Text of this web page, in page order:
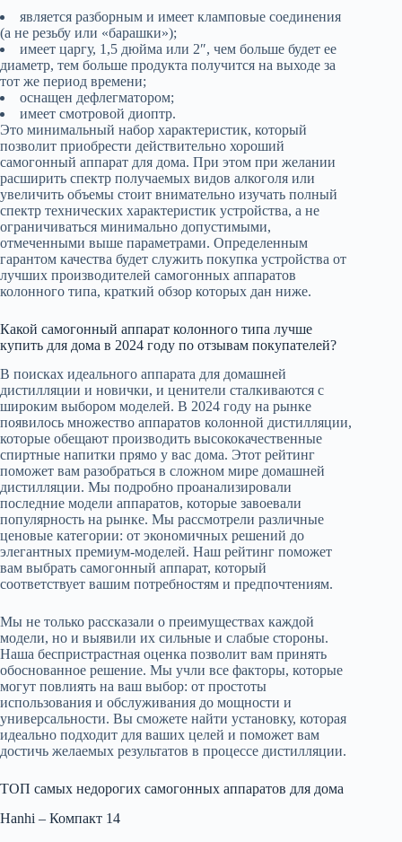
является разборным и имеет кламповые соединения
(а не резьбу или «барашки»);
имеет царгу, 1,5 дюйма или 2″, чем больше будет ее
диаметр, тем больше продукта получится на выходе за
тот же период времени;
оснащен дефлегматором;
имеет смотровой диоптр.
Это минимальный набор характеристик, который
позволит приобрести действительно хороший
самогонный аппарат для дома. При этом при желании
расширить спектр получаемых видов алкоголя или
увеличить объемы стоит внимательно изучать полный
спектр технических характеристик устройства, а не
ограничиваться минимально допустимыми,
отмеченными выше параметрами. Определенным
гарантом качества будет служить покупка устройства от
лучших производителей самогонных аппаратов
колонного типа, краткий обзор которых дан ниже.
Какой самогонный аппарат колонного типа лучше
купить для дома в 2024 году по отзывам покупателей?
В поисках идеального аппарата для домашней
дистилляции и новички, и ценители сталкиваются с
широким выбором моделей. В 2024 году на рынке
появилось множество аппаратов колонной дистилляции,
которые обещают производить высококачественные
спиртные напитки прямо у вас дома. Этот рейтинг
поможет вам разобраться в сложном мире домашней
дистилляции. Мы подробно проанализировали
последние модели аппаратов, которые завоевали
популярность на рынке. Мы рассмотрели различные
ценовые категории: от экономичных решений до
элегантных премиум-моделей. Наш рейтинг поможет
вам выбрать самогонный аппарат, который
соответствует вашим потребностям и предпочтениям.
Мы не только рассказали о преимуществах каждой
модели, но и выявили их сильные и слабые стороны.
Наша беспристрастная оценка позволит вам принять
обоснованное решение. Мы учли все факторы, которые
могут повлиять на ваш выбор: от простоты
использования и обслуживания до мощности и
универсальности. Вы сможете найти установку, которая
идеально подходит для ваших целей и поможет вам
достичь желаемых результатов в процессе дистилляции.
ТОП самых недорогих самогонных аппаратов для дома
Hanhi – Компакт 14